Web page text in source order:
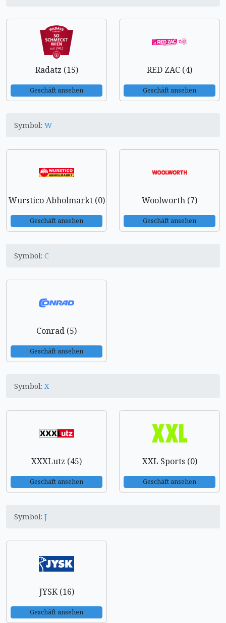
Radatz (15)
Geschäft ansehen
RED ZAC (4)
Geschäft ansehen
Symbol: W
Wurstico Abholmarkt (0)
Geschäft ansehen
Woolworth (7)
Geschäft ansehen
Symbol: C
Conrad (5)
Geschäft ansehen
Symbol: X
XXXLutz (45)
Geschäft ansehen
XXL Sports (0)
Geschäft ansehen
Symbol: J
JYSK (16)
Geschäft ansehen